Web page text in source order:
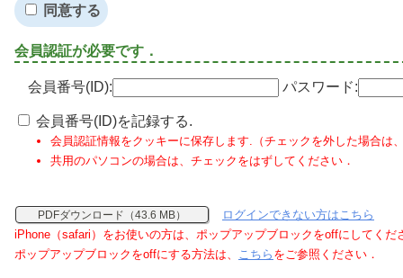
同意する
会員認証が必要です．
会員番号(ID): パスワード:
会員番号(ID)を記録する.
会員認証情報をクッキーに保存します.（チェックを外した場合は
共用のパソコンの場合は、チェックをはずしてください．
PDFダウンロード（43.6 MB）
ログインできない方はこちら
iPhone（safari）をお使いの方は、ポップアップブロックをoffにしてくだ
ポップアップブロックをoffにする方法は、 こちら をご参照ください．